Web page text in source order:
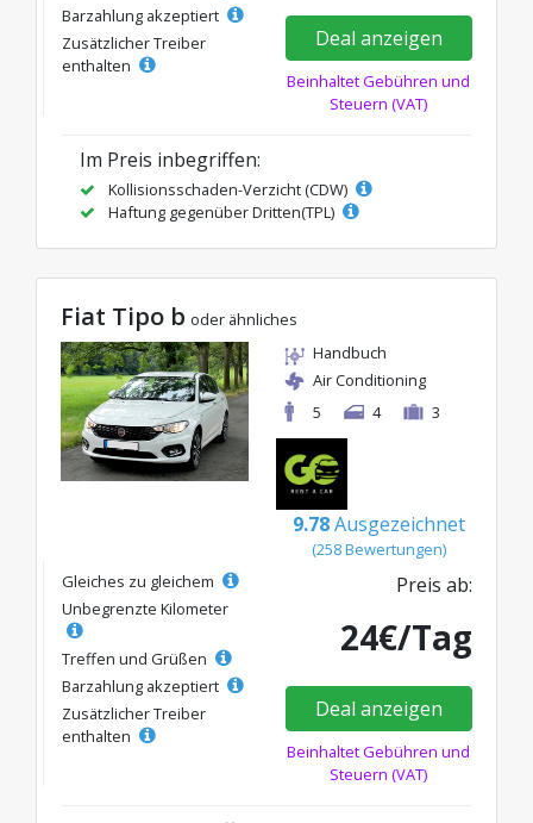
Barzahlung akzeptiert
Zusätzlicher Treiber
enthalten
Deal anzeigen
Beinhaltet Gebühren und
Steuern (VAT)
Im Preis inbegriffen:
Kollisionsschaden-Verzicht (CDW)
Haftung gegenüber Dritten(TPL)
Fiat Tipo b oder ähnliches
Handbuch
Air Conditioning
5
4 3
9.78 Ausgezeichnet
(258 Bewertungen)
Gleiches zu gleichem
Unbegrenzte Kilometer
Treffen und Grüßen
Barzahlung akzeptiert
Zusätzlicher Treiber
enthalten
Preis ab:
24€/Tag
Deal anzeigen
Beinhaltet Gebühren und
Steuern (VAT)